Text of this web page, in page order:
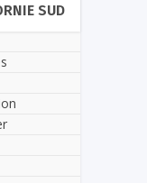
SUD